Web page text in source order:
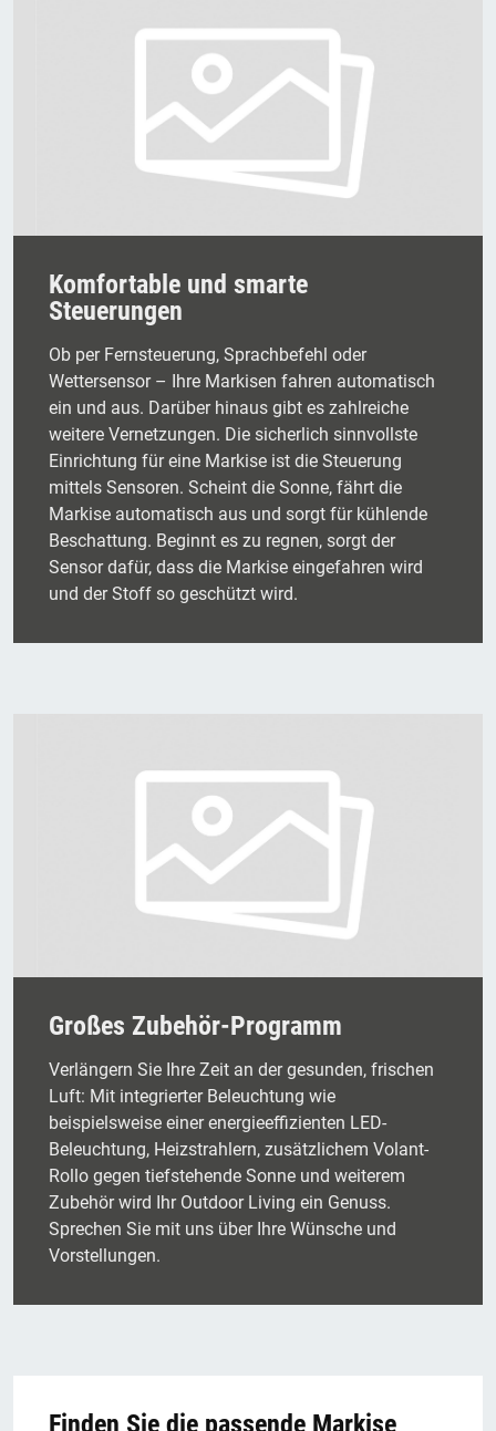
Komfortable und smarte
Steuerungen
Ob per Fernsteuerung, Sprachbefehl oder
Wettersensor – Ihre Markisen fahren automatisch
ein und aus. Darüber hinaus gibt es zahlreiche
weitere Vernetzungen. Die sicherlich sinnvollste
Einrichtung für eine Markise ist die Steuerung
mittels Sensoren. Scheint die Sonne, fährt die
Markise automatisch aus und sorgt für kühlende
Beschattung. Beginnt es zu regnen, sorgt der
Sensor dafür, dass die Markise eingefahren wird
und der Stoff so geschützt wird.
Großes Zubehör-Programm
Verlängern Sie Ihre Zeit an der gesunden, frischen
Luft: Mit integrierter Beleuchtung wie
beispielsweise einer energieeffizienten LED-
Beleuchtung, Heizstrahlern, zusätzlichem Volant-
Rollo gegen tiefstehende Sonne und weiterem
Zubehör wird Ihr Outdoor Living ein Genuss.
Sprechen Sie mit uns über Ihre Wünsche und
Vorstellungen.